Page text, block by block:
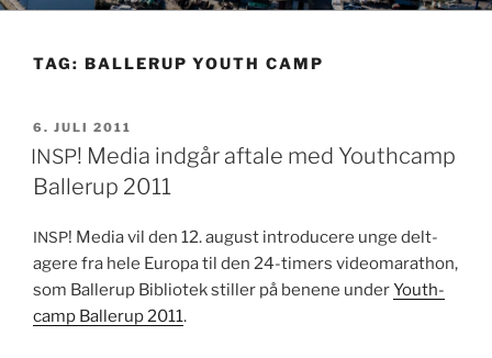
TAG: BALLERUP YOUTH CAMP
UDGIVET
DEN
6. JULI 2011
INSP! Media indgår aftale med Youthcamp
Ballerup 2011
INSP! Media vil den 12. august intro­duc­ere unge delt­
agere fra hele Europa til den 24-timers video­marathon,
som Ballerup Bib­liotek stiller på benene underYouth­
camp Ballerup 2011.